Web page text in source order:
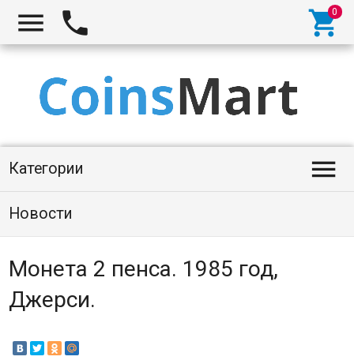
  
Категории 
Новости
Монета 2 пенса. 1985 год,
Джерси.